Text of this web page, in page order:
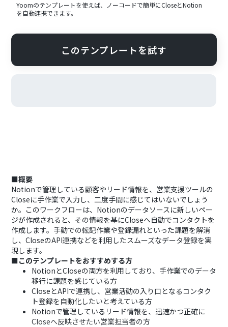
Yoomのテンプレートを使えば、ノーコードで簡単にCloseとNotion
を自動連携できます。
このテンプレートを試す
■概要
Notionで管理している顧客やリード情報を、営業支援ツールの
Closeに手作業で入力し、二度手間に感じてはいないでしょう
か。このワークフローは、Notionのデータソースに新しいペー
ジが作成されると、その情報を基にCloseへ自動でコンタクトを
作成します。手動での転記作業や登録漏れといった課題を解消
し、CloseのAPI連携などを利用したスムーズなデータ登録を実
現します。
■このテンプレートをおすすめする方
NotionとCloseの両方を利用しており、手作業でのデータ
移行に課題を感じている方
CloseとAPIで連携し、営業活動の入り口となるコンタク
ト登録を自動化したいと考えている方
Notionで管理しているリード情報を、迅速かつ正確に
Closeへ反映させたい営業担当者の方